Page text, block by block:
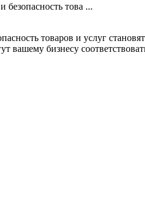
безопасность това ...
товаров и услуг
вашему бизнесу